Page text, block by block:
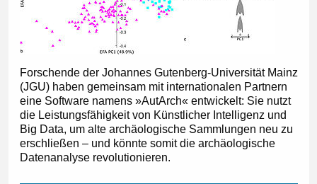
Forschende der Johannes Gutenberg-Universität Mainz
(JGU) haben gemeinsam mit internationalen Partnern
eine Software namens »AutArch« entwickelt: Sie nutzt
die Leistungsfähigkeit von Künstlicher Intelligenz und
Big Data, um alte archäologische Sammlungen neu zu
erschließen – und könnte somit die archäologische
Datenanalyse revolutionieren.